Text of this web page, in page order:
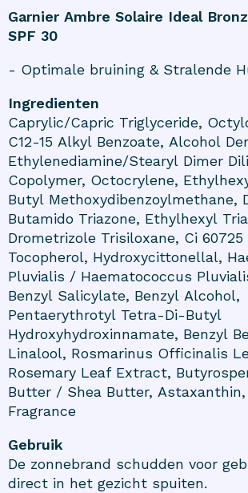
Garnier Ambre Solaire Ideal
SPF 30
- Optimale bruining & Stralende
Ingredienten
Caprylic/Capric Triglyceride,
C12-15 Alkyl Benzoate, Alcohol
Ethylenediamine/Stearyl Dimer
Copolymer, Octocrylene,
Butyl Methoxydibenzoylmethane,
Butamido Triazone, Ethylhexyl
Drometrizole Trisiloxane, Ci
Tocopherol, Hydroxycittonellal,
Pluvialis / Haematococcus
Benzyl Salicylate, Benzyl Alcohol,
Pentaerythrotyl Tetra-Di-Butyl
Hydroxyhydroxinnamate, Benzyl
Linalool, Rosmarinus Officinalis
Rosemary Leaf Extract,
Butter / Shea Butter,
Fragrance
Gebruik
De zonnebrand schudden voor
direct in het gezicht spuiten.